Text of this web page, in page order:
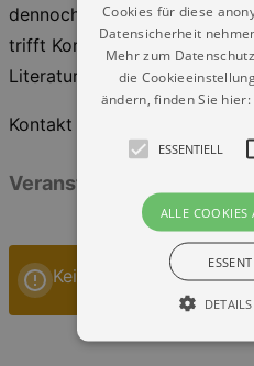
dennoch in Laufweite) des
trifft Konzert auf Kicker,
Literatur auf Filmkunst -
Kontakt auch über
Veranstaltungen:
Keine Veranstaltungen
Cookies für diese
Datensicherheit
Mehr zum
die
ändern, finden Sie hier:
ESSENTIELL
ALLE COOKIES